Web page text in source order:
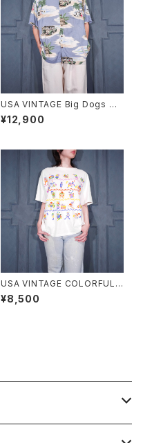
USA VINTAGE Big Dogs DO
G PATTERNED DESIGN HAL
F SLEEVE RAYON ALOHA S
ンアロハシャツ
¥12,900
USA VINTAGE COLORFUL F
UNNY FISH PRINT DESIGN
T SHIRT/アメリカ古着カラフル
¥8,500